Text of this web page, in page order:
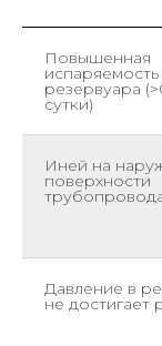
Повышенная
испаряемость
резервуара
сутки)
Иней на
поверхности
Давление в
не достигает